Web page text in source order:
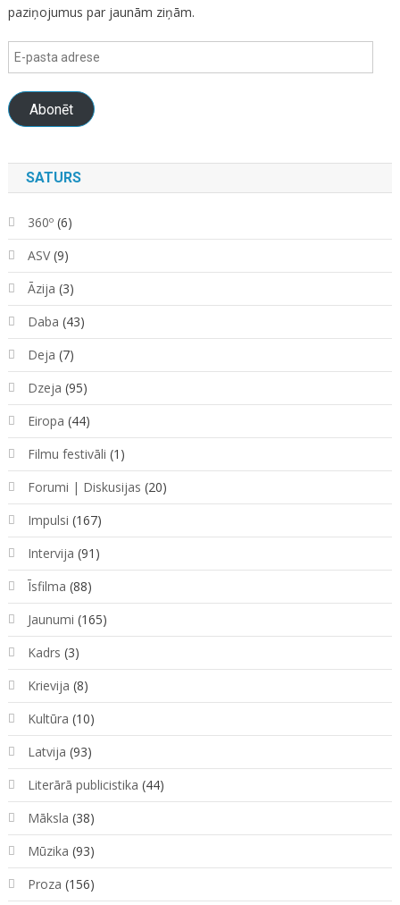
paziņojumus par jaunām ziņām.
E-
pasta
adrese
Abonēt
SATURS
360º(6)
ASV(9)
Āzija (3)
Daba (43)
Deja (7)
Dzeja (95)
Eiropa (44)
Filmu festivāli (1)
Forumi | Diskusijas (20)
Impulsi (167)
Intervija (91)
Īsfilma (88)
Jaunumi (165)
Kadrs (3)
Krievija (8)
Kultūra (10)
Latvija (93)
Literārā publicistika (44)
Māksla (38)
Mūzika (93)
Proza (156)